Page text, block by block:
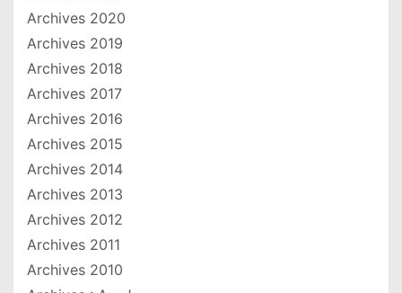
Archives 2020
Archives 2019
Archives 2018
Archives 2017
Archives 2016
Archives 2015
Archives 2014
Archives 2013
Archives 2012
Archives 2011
Archives 2010